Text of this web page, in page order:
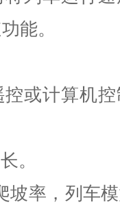
能。
或计算机
。
率，列车